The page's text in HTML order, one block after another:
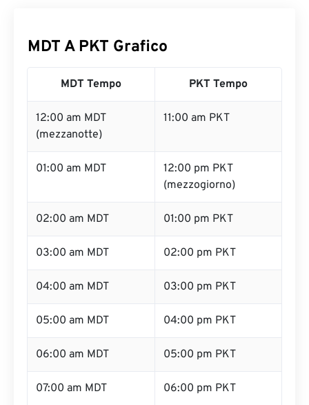
MDT A PKT Grafico
MDT Tempo PKT Tempo
12:00 am MDT
(mezzanotte)
11:00 am PKT
01:00 am MDT
12:00 pm PKT
(mezzogiorno)
02:00 am MDT 01:00 pm PKT
03:00 am MDT 02:00 pm PKT
04:00 am MDT 03:00 pm PKT
05:00 am MDT 04:00 pm PKT
06:00 am MDT 05:00 pm PKT
07:00 am MDT 06:00 pm PKT